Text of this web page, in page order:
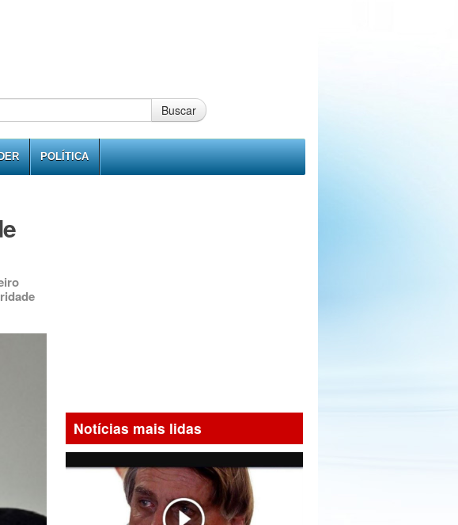
Buscar
POLÍTICA
Notícias mais lidas